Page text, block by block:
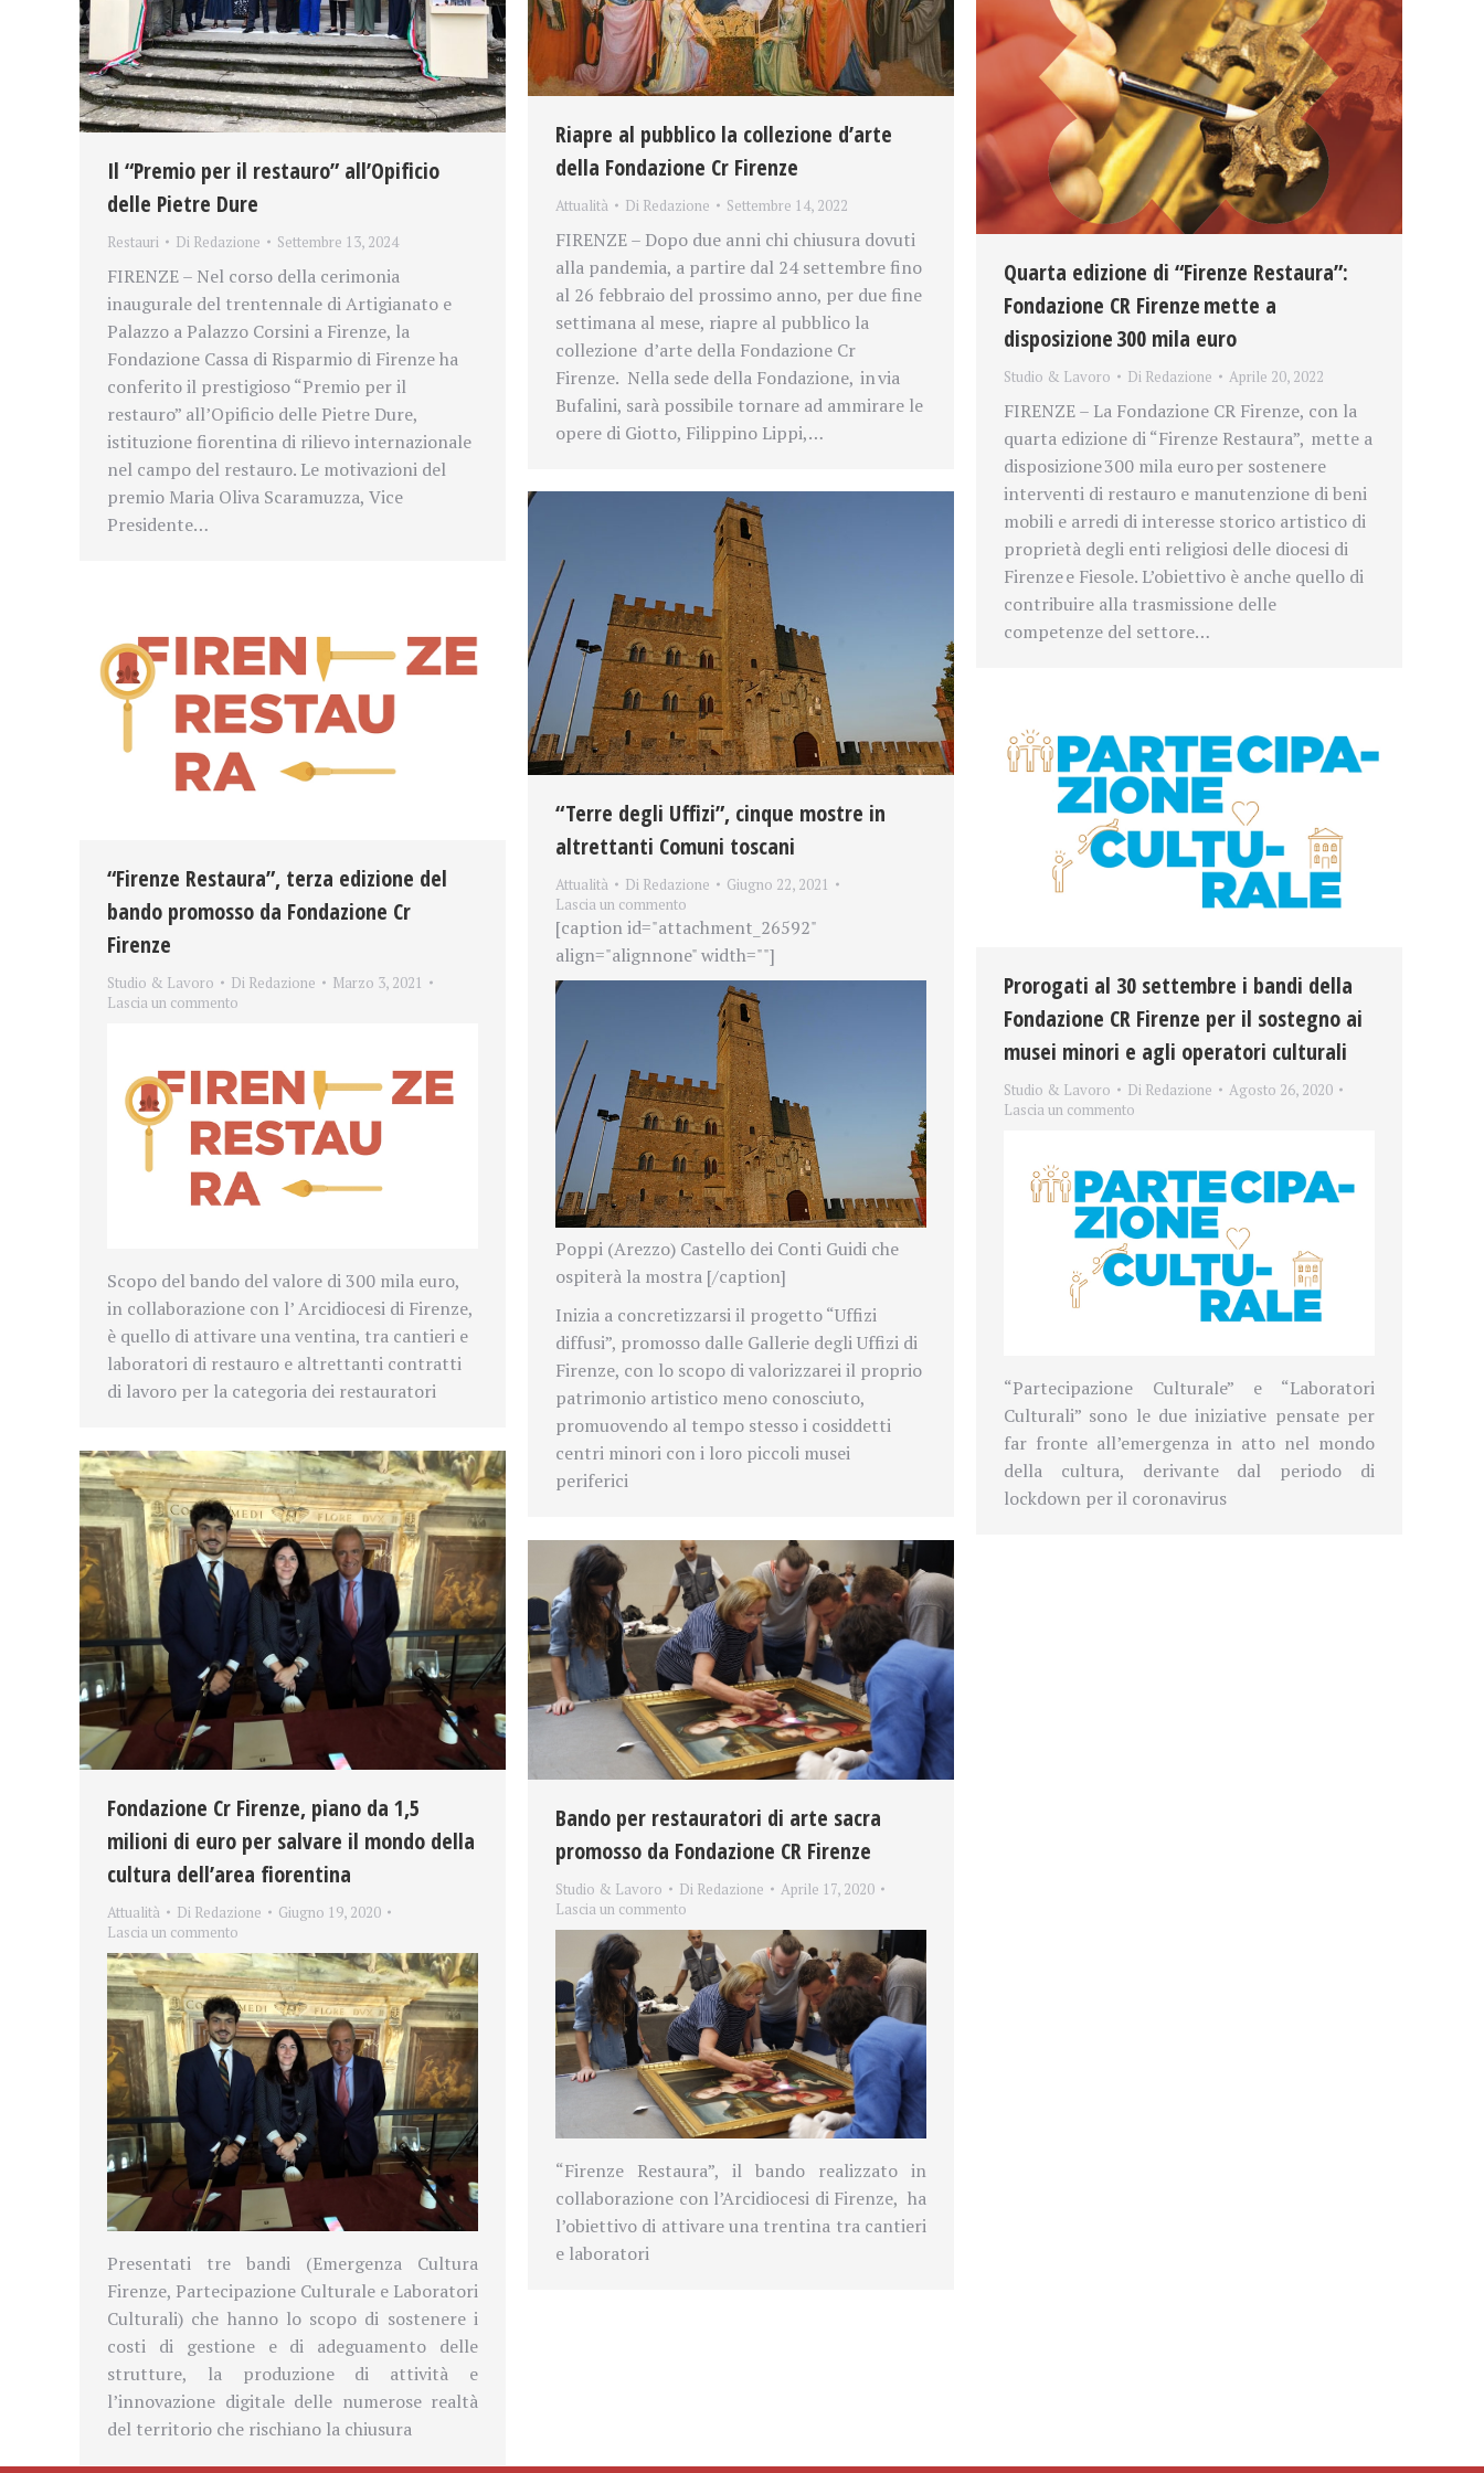
Il “Premio per il restauro” all’Opificio
delle Pietre Dure
Restauri Di Redazione Settembre 13, 2024
FIRENZE – Nel corso della cerimonia
inaugurale del trentennale di Artigianato e
Palazzo a Palazzo Corsini a Firenze, la
Fondazione Cassa di Risparmio di Firenze ha
conferito il prestigioso “Premio per il
restauro” all’Opificio delle Pietre Dure,
istituzione fiorentina di rilievo internazionale
nel campo del restauro. Le motivazioni del
premio Maria Oliva Scaramuzza, Vice
Presidente…
Riapre al pubblico la collezione d’arte
della Fondazione Cr Firenze
Attualità Di Redazione Settembre 14, 2022
FIRENZE – Dopo due anni chi chiusura dovuti
alla pandemia, a partire dal 24 settembre fino
al 26 febbraio del prossimo anno, per due fine
settimana al mese, riapre al pubblico la
collezione d’arte della Fondazione Cr
Firenze. Nella sede della Fondazione, in via
Bufalini, sarà possibile tornare ad ammirare le
opere di Giotto, Filippino Lippi,…
Quarta edizione di “Firenze Restaura”:
Fondazione CR Firenze mette a
disposizione 300 mila euro
Studio & Lavoro Di Redazione Aprile 20, 2022
FIRENZE – La Fondazione CR Firenze, con la
quarta edizione di “Firenze Restaura”, mette a
disposizione 300 mila euro per sostenere
interventi di restauro e manutenzione di beni
mobili e arredi di interesse storico artistico di
proprietà degli enti religiosi delle diocesi di
Firenze e Fiesole. L’obiettivo è anche quello di
contribuire alla trasmissione delle
competenze del settore…
“Terre degli Uffizi”, cinque mostre in
altrettanti Comuni toscani
Attualità Di Redazione
Giugno 22, 2021
Lascia un commento
[caption id="attachment_26592"
align="alignnone" width=""]
Poppi (Arezzo) Castello dei Conti Guidi che
ospiterà la mostra [/caption]
Inizia a concretizzarsi il progetto “Uffizi
diffusi”, promosso dalle Gallerie degli Uffizi di
Firenze, con lo scopo di valorizzarei il proprio
patrimonio artistico meno conosciuto,
promuovendo al tempo stesso i cosiddetti
centri minori con i loro piccoli musei
periferici
“Firenze Restaura”, terza edizione del
bando promosso da Fondazione Cr
Firenze
Studio & Lavoro Di Redazione
Marzo 3, 2021
Lascia un commento
Scopo del bando del valore di 300 mila euro,
in collaborazione con l’ Arcidiocesi di Firenze,
è quello di attivare una ventina, tra cantieri e
laboratori di restauro e altrettanti contratti
di lavoro per la categoria dei restauratori
Prorogati al 30 settembre i bandi della
Fondazione CR Firenze per il sostegno ai
musei minori e agli operatori culturali
Studio & Lavoro Di Redazione
Agosto 26, 2020
Lascia un commento
“Partecipazione Culturale” e “Laboratori
Culturali” sono le due iniziative pensate per
far fronte all’emergenza in atto nel mondo
della cultura, derivante dal periodo di
lockdown per il coronavirus
Fondazione Cr Firenze, piano da 1,5
milioni di euro per salvare il mondo della
cultura dell’area fiorentina
Attualità Di Redazione
Giugno 19, 2020
Lascia un commento
Presentati tre bandi (Emergenza Cultura
Firenze, Partecipazione Culturale e Laboratori
Culturali) che hanno lo scopo di sostenere i
costi di gestione e di adeguamento delle
strutture, la produzione di attività e
l’innovazione digitale delle numerose realtà
del territorio che rischiano la chiusura
Bando per restauratori di arte sacra
promosso da Fondazione CR Firenze
Studio & Lavoro Di Redazione
Aprile 17, 2020
Lascia un commento
“Firenze Restaura”, il bando realizzato in
collaborazione con l’Arcidiocesi di Firenze, ha
l’obiettivo di attivare una trentina tra cantieri
e laboratori